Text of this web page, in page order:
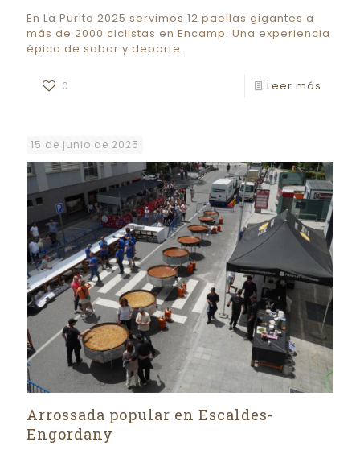
En La Purito 2025 servimos 12 paellas gigantes a
más de 2000 ciclistas en Encamp. Una experiencia
épica de sabor y deporte.
0 Leer más
15 de junio de 2025
Arrossada popular en Escaldes-
Engordany